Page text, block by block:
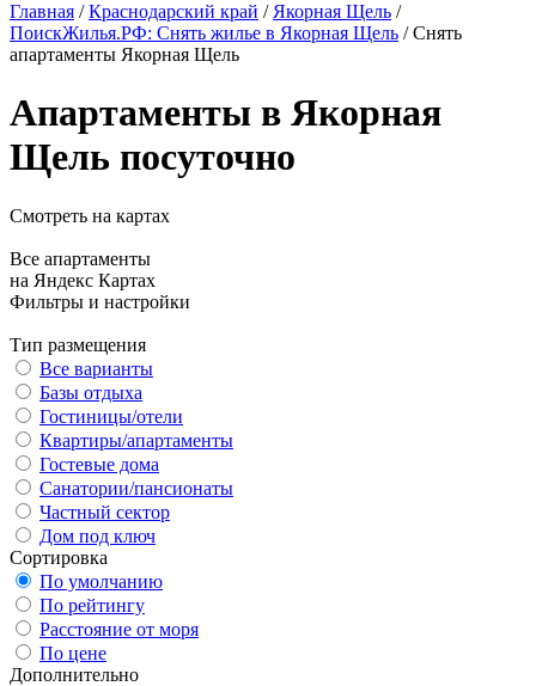
Главная /Краснодарский край / Якорная Щель /
ПоискЖилья.РФ: Снять жилье в Якорная Щель / Снять
апартаменты Якорная Щель
Апартаменты в Якорная
Щель посуточно
Смотреть на картах
Все апартаменты
на Яндекс Картах
Фильтры и настройки
Тип размещения
Все варианты
Базы отдыха
Гостиницы/отели
Квартиры/апартаменты
Гостевые дома
Санатории/пансионаты
Частный сектор
Дом под ключ
Сортировка
По умолчанию
По рейтингу
Расстояние от моря
По цене
Дополнительно